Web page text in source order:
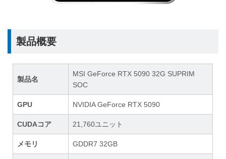
製品概要
製品名
MSI GeForce RTX 5090 32G SUPRIM
SOC
GPU NVIDIA GeForce RTX 5090
CUDAコア 21,760ユニット
メモリ GDDR7 32GB